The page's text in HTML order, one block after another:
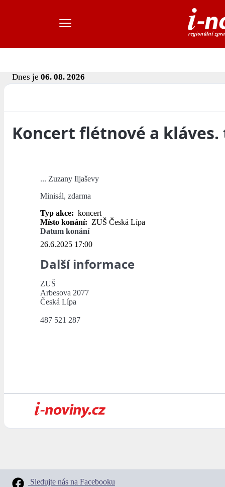
Dnes je 06. 08. 2026
Koncert flétnové a
... Zuzany Iljaševy
Minisál, zdarma
Typ akce: koncert
Místo konání: ZUŠ Česká Lípa
Datum konání
26.6.2025 17:00
Další informace
ZUŠ
Arbesova 2077
Česká Lípa
487 521 287
Sledujte nás na Facebooku